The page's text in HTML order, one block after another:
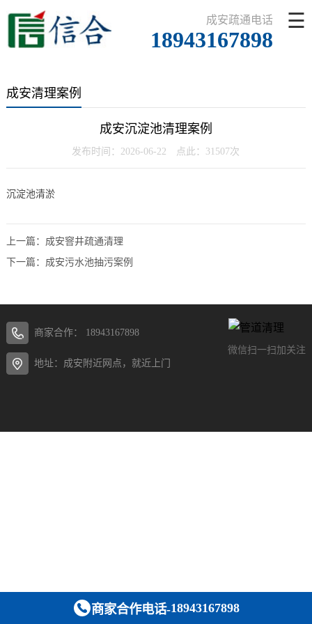
☰
成安疏通电话
18943167898
成安清理案例
成安沉淀池清理案例
发布时间：2026-06-22 点此：31507次
沉淀池清淤
上一篇： 成安窨井疏通清理
下一篇： 成安污水池抽污案例
微信扫一扫加关注
商家合作： 18943167898
地址：成安附近网点，就近上门
商家合作电话-18943167898